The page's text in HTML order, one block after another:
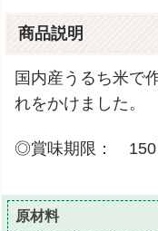
商品説明
国内産うるち米で
れをかけました。
◎賞味期限： 150
原材料